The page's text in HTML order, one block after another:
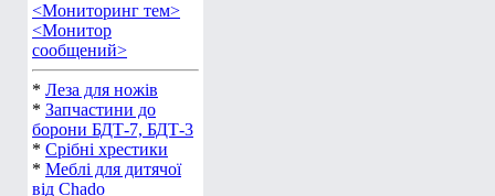
<Мониторинг тем>
<Монитор
сообщений>
* Леза для ножів
* Запчастини до
борони БДТ-7, БДТ-3
* Срібні хрестики
* Меблі для дитячої
від Chado